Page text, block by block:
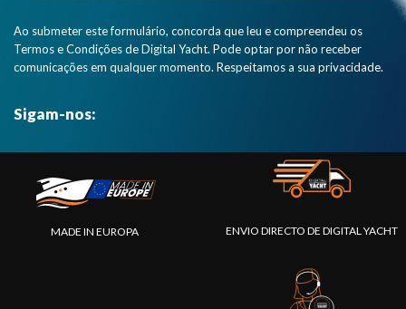
Ao submeter este formulário, concorda que leu e compreendeu os
Termos e Condições de Digital Yacht. Pode optar por não receber
comunicações em qualquer momento. Respeitamos a sua privacidade.
Sigam-nos:
MADE IN EUROPA ENVIO DIRECTO DE DIGITAL YACHT